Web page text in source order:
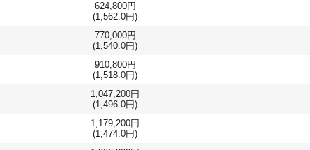
624,800円
(1,562.0円)
770,000円
(1,540.0円)
910,800円
(1,518.0円)
1,047,200円
(1,496.0円)
1,179,200円
(1,474.0円)